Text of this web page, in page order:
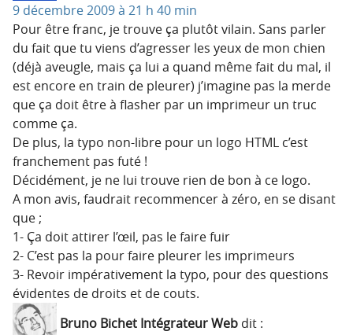
9 décembre 2009 à 21 h 40 min
Pour être franc, je trouve ça plutôt vilain. Sans parler
du fait que tu viens d’agresser les yeux de mon chien
(déjà aveugle, mais ça lui a quand même fait du mal, il
est encore en train de pleurer) j’imagine pas la merde
que ça doit être à flasher par un imprimeur un truc
comme ça.
De plus, la typo non-libre pour un logo HTML c’est
franchement pas futé !
Décidément, je ne lui trouve rien de bon à ce logo.
A mon avis, faudrait recommencer à zéro, en se disant
que ;
1- Ça doit attirer l’œil, pas le faire fuir
2- C’est pas la pour faire pleurer les imprimeurs
3- Revoir impérativement la typo, pour des questions
évidentes de droits et de couts.
Bruno Bichet Intégrateur Web dit :